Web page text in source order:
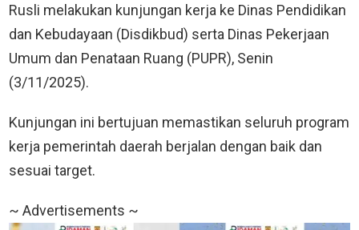
Rusli melakukan kunjungan kerja ke Dinas Pendidikan
dan Kebudayaan (Disdikbud) serta Dinas Pekerjaan
Umum dan Penataan Ruang (PUPR), Senin
(3/11/2025).
Kunjungan ini bertujuan memastikan seluruh program
kerja pemerintah daerah berjalan dengan baik dan
sesuai target.
~ Advertisements ~